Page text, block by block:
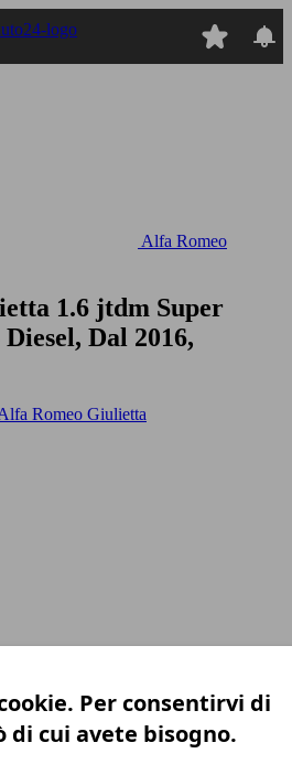
Alfa Romeo
1.6 jtdm Super
Diesel, Dal 2016,
Romeo Giulietta
Per consentirvi di
di cui avete bisogno.